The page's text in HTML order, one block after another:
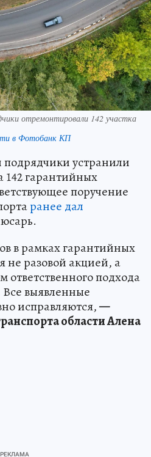
отремонтировали 142 участка
в Фотобанк КП
подрядчики устранили
142 гарантийных
поручение
ранее дал
в рамках гарантийных
не разовой акцией, а
ответственного подхода
выявленные
исправляются,—
области Алена